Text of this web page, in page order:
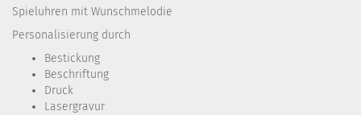
Spieluhren mit Wunschmelodie
Personalisierung durch
Bestickung​
Beschriftung
Druck
Lasergravur